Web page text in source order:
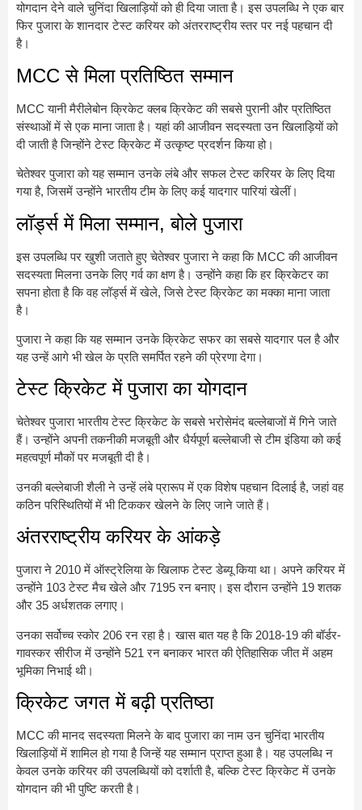
योगदान देने वाले चुनिंदा खिलाड़ियों को ही दिया जाता है। इस उपलब्धि ने एक बार
फिर पुजारा के शानदार टेस्ट करियर को अंतरराष्ट्रीय स्तर पर नई पहचान दी
है।
MCC से मिला प्रतिष्ठित सम्मान
MCC यानी मैरीलेबोन क्रिकेट क्लब क्रिकेट की सबसे पुरानी और प्रतिष्ठित
संस्थाओं में से एक माना जाता है। यहां की आजीवन सदस्यता उन खिलाड़ियों को
दी जाती है जिन्होंने टेस्ट क्रिकेट में उत्कृष्ट प्रदर्शन किया हो।
चेतेश्वर पुजारा को यह सम्मान उनके लंबे और सफल टेस्ट करियर के लिए दिया
गया है, जिसमें उन्होंने भारतीय टीम के लिए कई यादगार पारियां खेलीं।
लॉर्ड्स में मिला सम्मान, बोले पुजारा
इस उपलब्धि पर खुशी जताते हुए चेतेश्वर पुजारा ने कहा कि MCC की आजीवन
सदस्यता मिलना उनके लिए गर्व का क्षण है। उन्होंने कहा कि हर क्रिकेटर का
सपना होता है कि वह लॉर्ड्स में खेले, जिसे टेस्ट क्रिकेट का मक्का माना जाता
है।
पुजारा ने कहा कि यह सम्मान उनके क्रिकेट सफर का सबसे यादगार पल है और
यह उन्हें आगे भी खेल के प्रति समर्पित रहने की प्रेरणा देगा।
टेस्ट क्रिकेट में पुजारा का योगदान
चेतेश्वर पुजारा भारतीय टेस्ट क्रिकेट के सबसे भरोसेमंद बल्लेबाजों में गिने जाते
हैं। उन्होंने अपनी तकनीकी मजबूती और धैर्यपूर्ण बल्लेबाजी से टीम इंडिया को कई
महत्वपूर्ण मौकों पर मजबूती दी है।
उनकी बल्लेबाजी शैली ने उन्हें लंबे प्रारूप में एक विशेष पहचान दिलाई है, जहां वह
कठिन परिस्थितियों में भी टिककर खेलने के लिए जाने जाते हैं।
अंतरराष्ट्रीय करियर के आंकड़े
पुजारा ने 2010 में ऑस्ट्रेलिया के खिलाफ टेस्ट डेब्यू किया था। अपने करियर में
उन्होंने 103 टेस्ट मैच खेले और 7195 रन बनाए। इस दौरान उन्होंने 19 शतक
और 35 अर्धशतक लगाए।
उनका सर्वोच्च स्कोर 206 रन रहा है। खास बात यह है कि 2018-19 की बॉर्डर-
गावस्कर सीरीज में उन्होंने 521 रन बनाकर भारत की ऐतिहासिक जीत में अहम
भूमिका निभाई थी।
क्रिकेट जगत में बढ़ी प्रतिष्ठा
MCC की मानद सदस्यता मिलने के बाद पुजारा का नाम उन चुनिंदा भारतीय
खिलाड़ियों में शामिल हो गया है जिन्हें यह सम्मान प्राप्त हुआ है। यह उपलब्धि न
केवल उनके करियर की उपलब्धियों को दर्शाती है, बल्कि टेस्ट क्रिकेट में उनके
योगदान की भी पुष्टि करती है।